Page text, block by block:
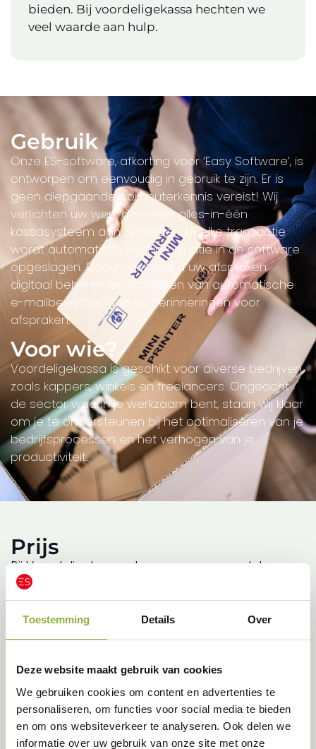
Toestemming Details Over
Deze website maakt gebruik van cookies
We gebruiken cookies om content en advertenties te
personaliseren, om functies voor social media te bieden
en om ons websiteverkeer te analyseren. Ook delen we
informatie over uw gebruik van onze site met onze
bieden. Bij voordeligekassa hechten we
veel waarde aan hulp.
Voor wie?
Voordeligekassa is geschikt voor diverse bedrijven,
zoals kappers, winkels en freelancers. Ongeacht
de sector waarin je werkzaam bent, staan wij klaar
om je te ondersteunen bij het optimaliseren van je
bedrijfsprocessen en het verhogen van je
productiviteit.
Gebruik
Onze ES-software, afkorting voor ‘Easy Software’, is
ontworpen om eenvoudig in gebruik te zijn. Er is
geen diepgaande computerkennis vereist! Wij
verlichten uw werk door een alles-in-één
kassasysteem aan te bieden. Bij elke transactie
wordt automatisch veel informatie in de software
opgeslagen. Daarnaast kunt u uw afspraken
digitaal beheren en profiteren van automatische
e-mailbevestigingen en herinneringen voor
afspraken.
verwachten:
Kwalitatieve en betrouwbare producten
Uitstekende klantenservice
Scherpe prijzen
Prijs
Bij Voordeligekassa streven we ernaar dat onze
klanten tevreden zijn en blijven. De prijs van onze
producten is daarbij van groot belang. Bij ons
kunt u rekenen op de laagste prijzen voor
softwareproducten en een uitstekende service!